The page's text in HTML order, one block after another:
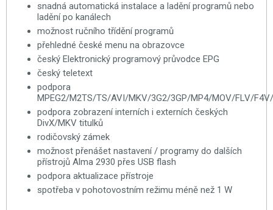
snadná automatická instalace a ladění programů nebo
ladění po kanálech
možnost ručního třídění programů
přehledné české menu na obrazovce
český Elektronický programový průvodce EPG
český teletext
podpora
MPEG2/M2TS/TS/AVI/MKV/3G2/3GP/MP4/MOV/FLV/
podpora zobrazení interních i externích českých
DivX/MKV titulků
rodičovský zámek
možnost přenášet nastavení / programy do dalších
přístrojů Alma 2930 přes USB flash
podpora aktualizace přístroje
spotřeba v pohotovostním režimu méně než 1 W